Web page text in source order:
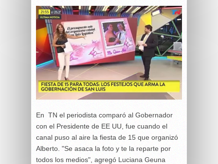
En TN el periodista comparó al Gobernador
con el Presidente de EE UU, fue cuando el
canal puso al aire la fiesta de 15 que organizó
Alberto. "Se asaca la foto y te la reparte por
todos los medios", agregó Luciana Geuna